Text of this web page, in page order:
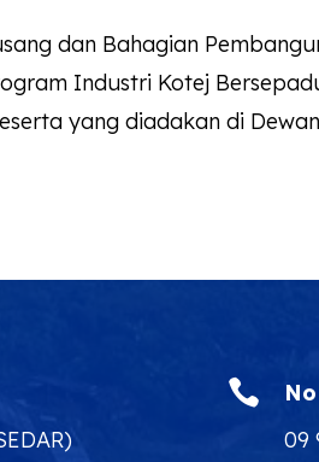
dan Bahagian
Industri Kotej
yang diadakan di

09